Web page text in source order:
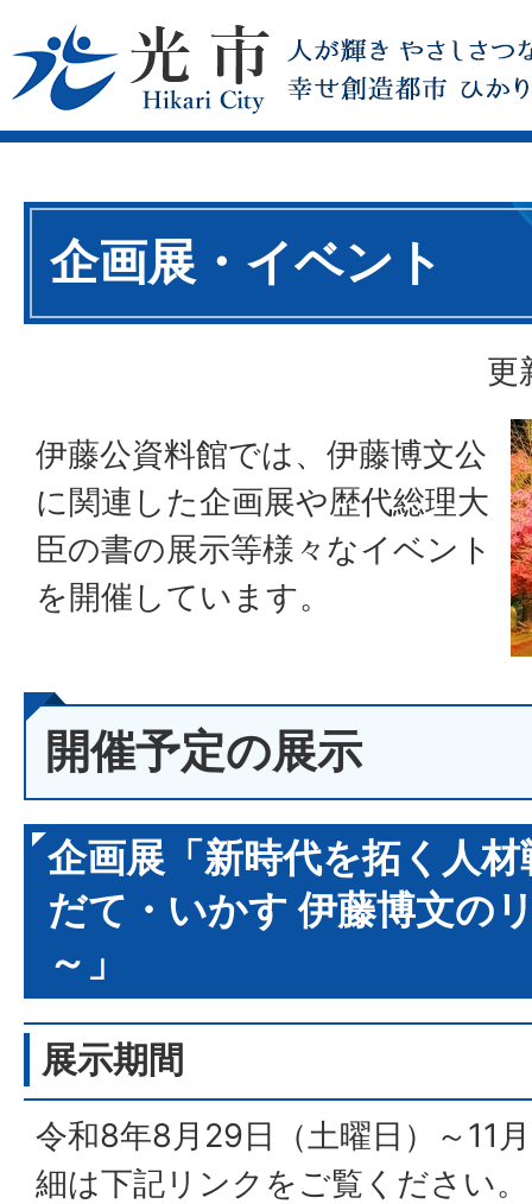
企画展・イベント
更
伊藤公資料館では、伊藤博文公
に関連した企画展や歴代総理大
臣の書の展示等様々なイベント
を開催しています。
開催予定の展示
企画展「新時代を拓く人
だて・いかす 伊藤博文の
～」
展示期間
令和8年8月29日（土曜日）～11
細は下記リンクをご覧ください。